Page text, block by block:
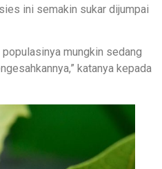
ini semakin sukar dijumpai
mungkin sedang
katanya kepada